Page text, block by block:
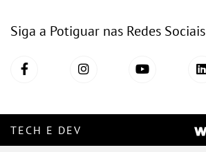
Siga a Potiguar nas Redes Sociais
TECH E DEV